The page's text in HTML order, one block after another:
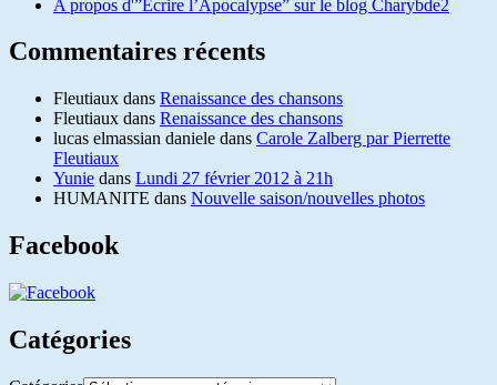
A propos d'”Ecrire l’Apocalypse” sur le blog Charybde2
Commentaires récents
Fleutiaux dans Renaissance des chansons
Fleutiaux dans Renaissance des chansons
lucas elmassian daniele dans Carole Zalberg par Pierrette
Fleutiaux
Yunie dans Lundi 27 février 2012 à 21h
HUMANITE dans Nouvelle saison/nouvelles photos
Facebook
Catégories